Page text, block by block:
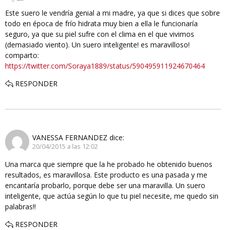
Este suero le vendría genial a mi madre, ya que si dices que sobre
todo en época de frío hidrata muy bien a ella le funcionaría
seguro, ya que su piel sufre con el clima en el que vivimos
(demasiado viento). Un suero inteligente! es maravilloso!
comparto:
https://twitter.com/Soraya1889/status/590495911924670464
RESPONDER
VANESSA FERNANDEZ dice:
20/04/2015 a las 12:02
Una marca que siempre que la he probado he obtenido buenos
resultados, es maravillosa. Este producto es una pasada y me
encantaría probarlo, porque debe ser una maravilla. Un suero
inteligente, que actúa según lo que tu piel necesite, me quedo sin
palabras!!
RESPONDER